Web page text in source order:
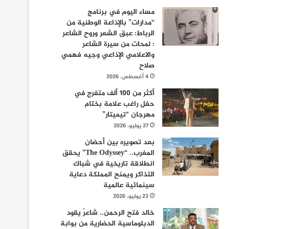
مساء اليوم في برنامج
“مدارات” بالإذاعة الوطنية من
الرباط: عبق الشعر وروح الشاعر
: لمحات من سيرة الشاعر
والاعلامي الإذاعي وجيه فهمي
صلاح
4 أغسطس، 2026
أكثر من 100 ألف متفرج في
حفل راغب علامة بختام
مهرجان “تيميتار”
27 يوليو، 2026
بعد تصويره بين أحضان
المغرب.. “The Odyssey” يحقق
انطلاقة تاريخية في شباك
التذاكر ويمنح المملكة دعاية
سينمائية عالمية
23 يوليو، 2026
خالد فتح الرحمن.. شاعرٌ يقود
الدبلوماسية الحضارية من بوابة